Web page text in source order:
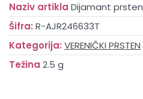
Naziv artikla Dijamant prsten
Šifra: R-AJR246633T
Kategorija: VERENIČKI PRSTEN
Težina 2.5 g